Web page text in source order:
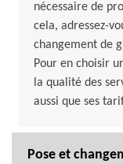
nécessaire de
cela, adressez-
changement de
Pour en choisir
la qualité des
aussi que ses
Pose et